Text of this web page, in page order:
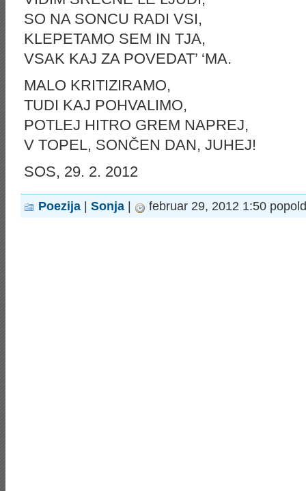
SO NA SONCU RADI VSI,
KLEPETAMO SEM IN TJA,
VSAK KAJ ZA POVEDAT’ ‘MA.
MALO KRITIZIRAMO,
TUDI KAJ POHVALIMO,
POTLEJ HITRO GREM NAPREJ,
V TOPEL, SONČEN DAN, JUHEJ!
SOS, 29. 2. 2012
Poezija Sonja februar 29, 2012 1:50